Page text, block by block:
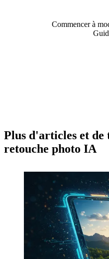
Commencer à
Plus d'articles et
retouche photo IA